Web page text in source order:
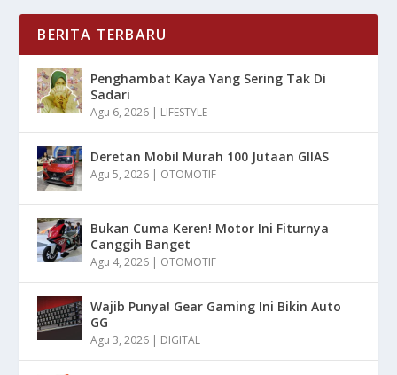
BERITA TERBARU
Penghambat Kaya Yang Sering Tak Di
Sadari
Agu 6, 2026 | LIFESTYLE
Deretan Mobil Murah 100 Jutaan GIIAS
Agu 5, 2026 | OTOMOTIF
Bukan Cuma Keren! Motor Ini Fiturnya
Canggih Banget
Agu 4, 2026 | OTOMOTIF
Wajib Punya! Gear Gaming Ini Bikin Auto
GG
Agu 3, 2026 | DIGITAL